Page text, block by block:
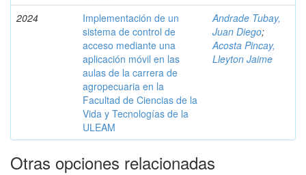
2024
Implementación de un
sistema de control de
acceso mediante una
aplicación móvil en las
aulas de la carrera de
agropecuaria en la
Facultad de Ciencias de la
Vida y Tecnologías de la
ULEAM
Andrade Tubay,
Juan Diego;
Acosta Pincay,
Lleyton Jaime
Otras opciones relacionadas